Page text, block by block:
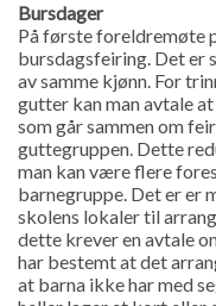
Bursdager
På første foreldremøte
bursdagsfeiring. Det er
av samme kjønn. For
gutter kan man avtale
som går sammen om
guttegruppen. Dette
man kan være flere
barnegruppe. Det er er
skolens lokaler til
dette krever en avtale
har bestemt at det
at barna ikke har med